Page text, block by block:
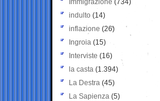
Immigrazione (734)
indulto (14)
inflazione (26)
Ingroia (15)
Interviste (16)
la casta (1.394)
La Destra (45)
La Sapienza (5)